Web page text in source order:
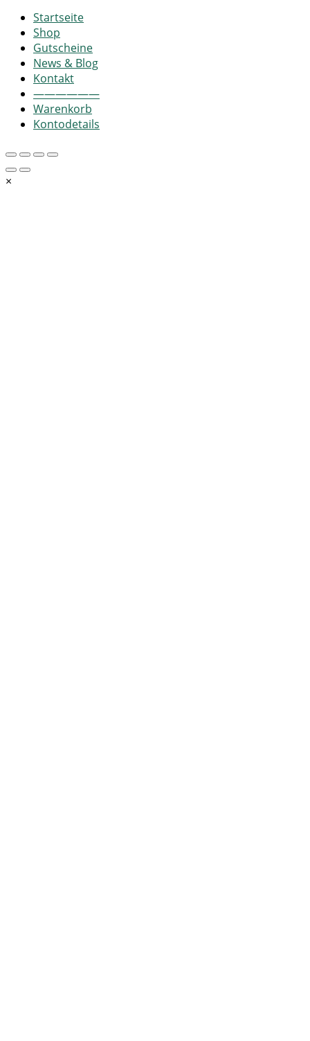
Startseite
Shop
Gutscheine
News & Blog
Kontakt
——————
Warenkorb
Kontodetails
×